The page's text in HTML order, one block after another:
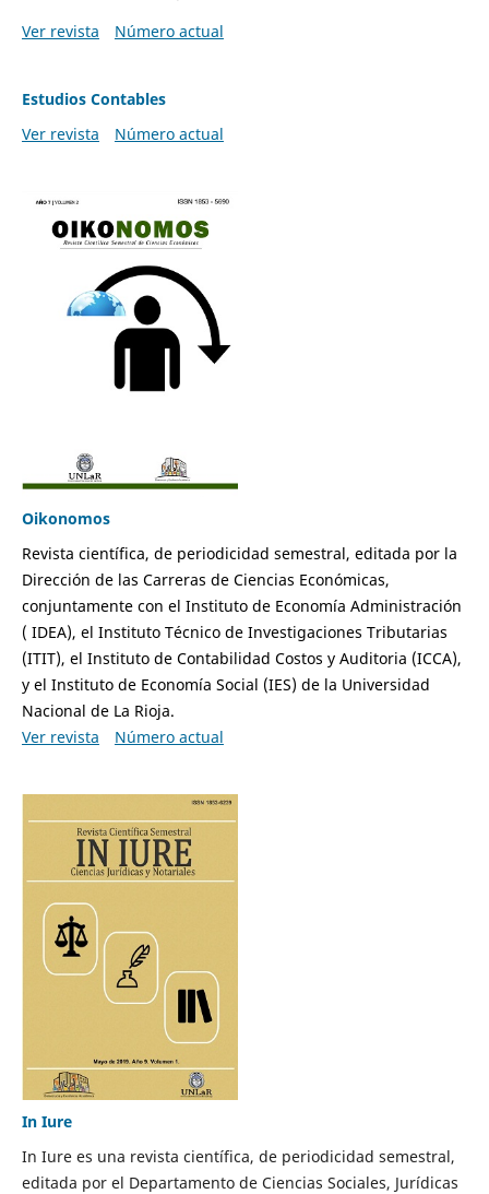
Ver revista
Número actual
Estudios Contables
Ver revista
Número actual
Oikonomos
Revista científica, de periodicidad semestral, editada por la
Dirección de las Carreras de Ciencias Económicas,
conjuntamente con el Instituto de Economía Administración
( IDEA), el Instituto Técnico de Investigaciones Tributarias
(ITIT), el Instituto de Contabilidad Costos y Auditoria (ICCA),
y el Instituto de Economía Social (IES) de la Universidad
Nacional de La Rioja.
Ver revista
Número actual
In Iure
In Iure es una revista científica, de periodicidad semestral,
editada por el Departamento de Ciencias Sociales, Jurídicas